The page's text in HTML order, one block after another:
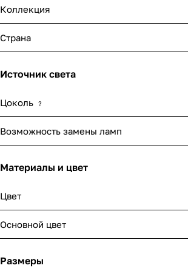
Коллекция
Страна
Источник света
Цоколь ?
Возможность замены ламп
Материалы и цвет
Цвет
Основной цвет
Размеры